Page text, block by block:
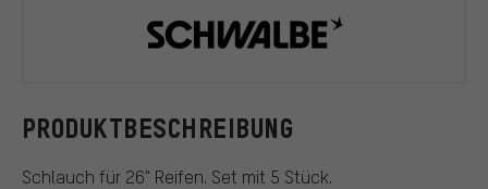
PRODUKTBESCHREIBUNG
Schlauch für 26" Reifen. Set mit 5 Stück.